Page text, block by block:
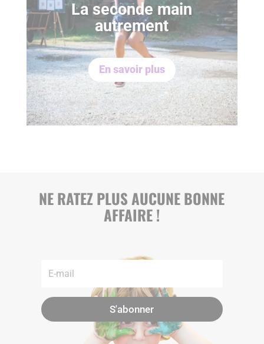
La seconde main
autrement
En savoir plus
NE RATEZ PLUS AUCUNE BONNE
AFFAIRE !
S'abonner